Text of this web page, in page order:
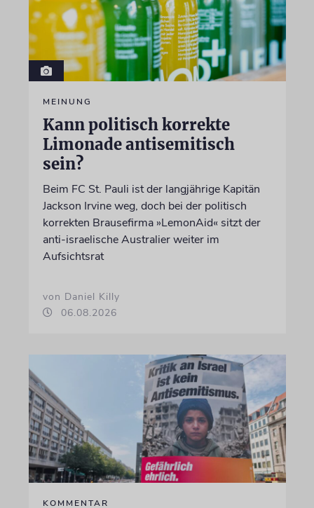
MEINUNG
Kann politisch korrekte
Limonade antisemitisch
sein?
Beim FC St. Pauli ist der langjährige Kapitän
Jackson Irvine weg, doch bei der politisch
korrekten Brausefirma »LemonAid« sitzt der
anti-israelische Australier weiter im
Aufsichtsrat
von Daniel Killy
06.08.2026
KOMMENTAR